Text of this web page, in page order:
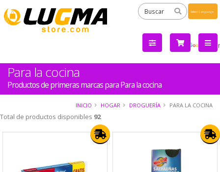
by
Para la cocina
Productos de primeras marcas para Para la cocina
INICIO HOGAR DROGUERÍA PARA LA COCINA
Total de productos disponibles 92